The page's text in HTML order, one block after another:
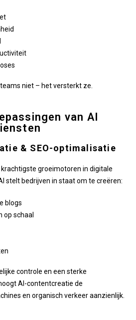
niet – het versterkt ze.
van AI
& SEO-optimalisatie
groeimotoren in digitale
stelt bedrijven in staat om te creëren:
blogs
op schaal
controle en een sterke
AI-contentcreatie de
en organisch verkeer aanzienlijk.